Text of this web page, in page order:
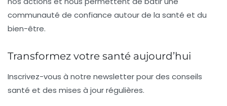
communauté de confiance autour de la santé et du
bien-être.
Transformez votre santé aujourd’hui
Inscrivez-vous à notre newsletter pour des conseils
santé et des mises à jour régulières.